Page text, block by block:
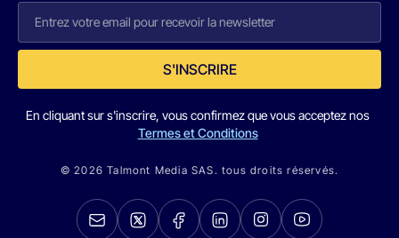
S'INSCRIRE
En cliquant sur s'inscrire, vous confirmez que vous acceptez nos
Termes et Conditions
© 2026 Talmont Media SAS. tous droits réservés.